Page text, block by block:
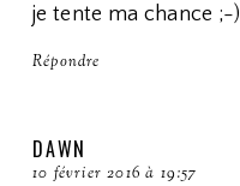
je tente ma chance ;-)
Répondre
DAWN
10 février 2016 à 19:57